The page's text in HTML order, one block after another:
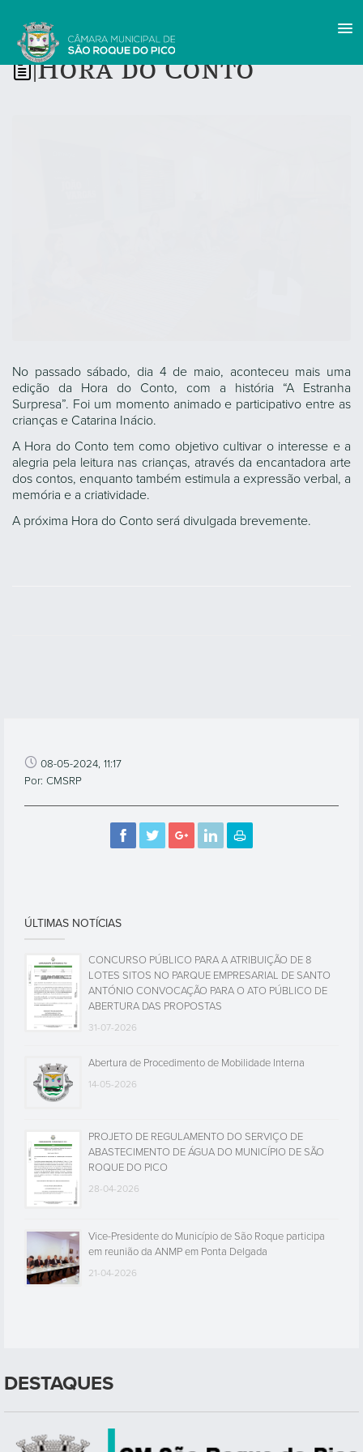
Hora do Conto
No passado sábado, dia 4 de maio, aconteceu mais uma
edição da Hora do Conto, com a história “A Estranha
Surpresa”. Foi um momento animado e participativo entre as
crianças e Catarina Inácio.
A Hora do Conto tem como objetivo cultivar o interesse e a
alegria pela leitura nas crianças, através da encantadora arte
dos contos, enquanto também estimula a expressão verbal, a
memória e a criatividade.
A próxima Hora do Conto será divulgada brevemente.
08-05-2024, 11:17
Por: CMSRP
ÚLTIMAS NOTÍCIAS
CONCURSO PÚBLICO PARA A ATRIBUIÇÃO DE 8
LOTES SITOS NO PARQUE EMPRESARIAL DE SANTO
ANTÓNIO CONVOCAÇÃO PARA O ATO PÚBLICO DE
ABERTURA DAS PROPOSTAS
31-07-2026
Abertura de Procedimento de Mobilidade Interna
14-05-2026
PROJETO DE REGULAMENTO DO SERVIÇO DE
ABASTECIMENTO DE ÁGUA DO MUNICÍPIO DE SÃO
ROQUE DO PICO
28-04-2026
Vice-Presidente do Município de São Roque participa
em reunião da ANMP em Ponta Delgada
21-04-2026
DESTAQUES